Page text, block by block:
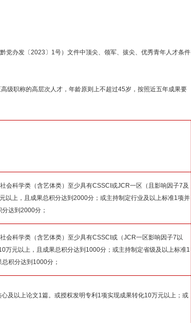
党办发〔2023〕1号）文件中顶尖、领军、拔尖、优秀青年人才条件
级职称的高层次人才，年龄原则上不超过45岁，按照近五年成果要
会科学类（含艺体类）至少具有CSSCI或JCR一区（且影响因子7及
以上，且成果总积分达到2000分；或主持制定行业及以上标准1项并
达到2000分；
会科学类（含艺体类）至少具有CSSCI或（JCR一区影响因子7以
元以上，且成果总积分达到1000分；或主持制定省级及以上标准1
积分达到1000分；
及以上论文1篇。或授权发明专利1项实现成果转化10万元以上；或